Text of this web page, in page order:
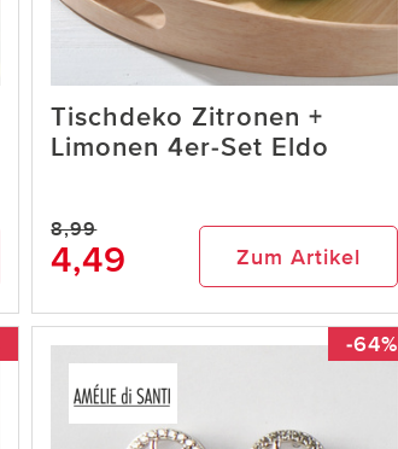
Tischdeko Zitronen +
Limonen 4er-Set Eldo
8,99
4,49 Zum Artikel
-64%